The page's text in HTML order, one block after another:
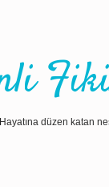
Hayatına düzen katan